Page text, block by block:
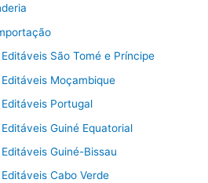
São Tomé e Príncipe
Moçambique
Portugal
Guiné Equatorial
Guiné-Bissau
Cabo Verde